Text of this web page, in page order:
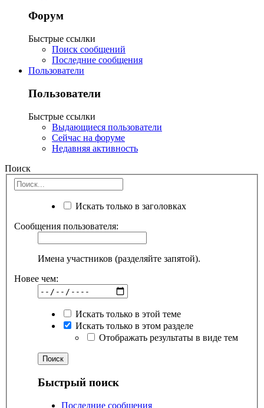
Форум
Быстрые ссылки
Поиск сообщений
Последние сообщения
Пользователи
Пользователи
Быстрые ссылки
Выдающиеся пользователи
Сейчас на форуме
Недавняя активность
Поиск
Искать только в заголовках
Сообщения пользователя:
Имена участников (разделяйте запятой).
Новее чем:
Искать только в этой теме
Искать только в этом разделе
Отображать результаты в виде тем
Быстрый поиск
Последние сообщения